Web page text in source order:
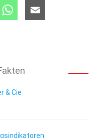
& Cie